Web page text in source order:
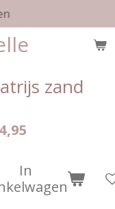
zand
In